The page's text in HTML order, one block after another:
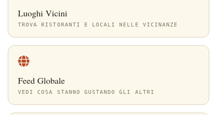
Luoghi Vicini
TROVA RISTORANTI E LOCALI NELLE VICINANZE
Feed Globale
VEDI COSA STANNO GUSTANDO GLI ALTRI